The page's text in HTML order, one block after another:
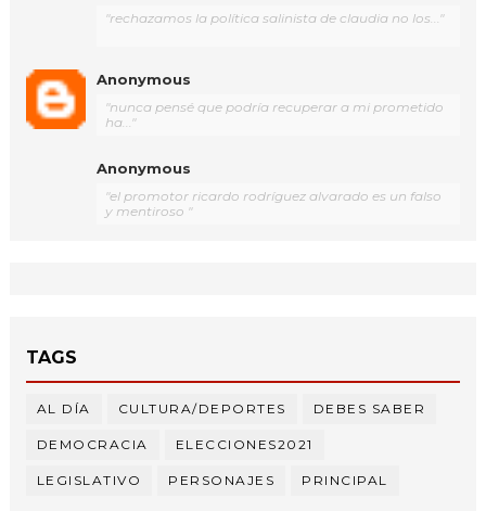
"rechazamos la política salinista de claudia no los..."
Anonymous
"nunca pensé que podría recuperar a mi prometido
ha..."
Anonymous
"el promotor ricardo rodríguez alvarado es un falso
y mentiroso "
TAGS
AL DÍA CULTURA/DEPORTES DEBES SABER
DEMOCRACIA ELECCIONES2021
LEGISLATIVO PERSONAJES PRINCIPAL